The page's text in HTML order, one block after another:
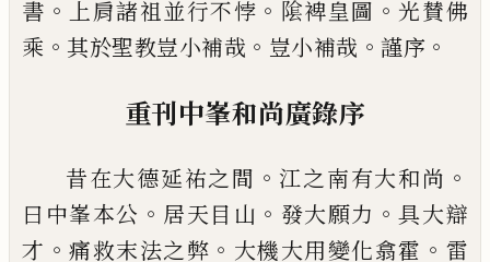
書 。 上肩諸祖並行不悖 。 隂裨皇圖 。 光賛佛
乘 。 其於聖教豈小補哉 。 豈小補哉 。 謹序 。
重刊中峯和尚廣錄序
昔在大德延祐之間 。 江之南有大和尚 。
曰中峯本公 。 居天目山 。 發大願力 。具大辯
才 。痛救末法之弊 。 大機大用變化翕霍 。 雷